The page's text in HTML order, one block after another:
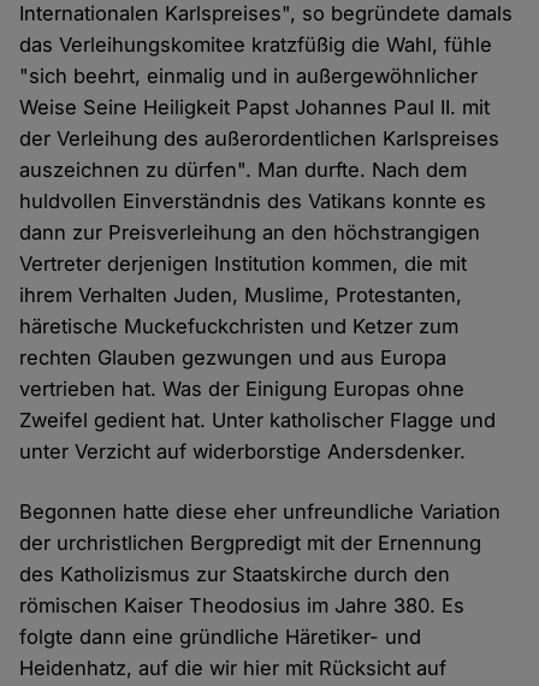
Internationalen Karlspreises", so begründete damals
das Verleihungskomitee kratzfüßig die Wahl, fühle
"sich beehrt, einmalig und in außergewöhnlicher
Weise Seine Heiligkeit Papst Johannes Paul II. mit
der Verleihung des außerordentlichen Karlspreises
auszeichnen zu dürfen". Man durfte. Nach dem
huldvollen Einverständnis des Vatikans konnte es
dann zur Preisverleihung an den höchstrangigen
Vertreter derjenigen Institution kommen, die mit
ihrem Verhalten Juden, Muslime, Protestanten,
häretische Muckefuckchristen und Ketzer zum
rechten Glauben gezwungen und aus Europa
vertrieben hat. Was der Einigung Europas ohne
Zweifel gedient hat. Unter katholischer Flagge und
unter Verzicht auf widerborstige Andersdenker.
Begonnen hatte diese eher unfreundliche Variation
der urchristlichen Bergpredigt mit der Ernennung
des Katholizismus zur Staatskirche durch den
römischen Kaiser Theodosius im Jahre 380. Es
folgte dann eine gründliche Häretiker- und
Heidenhatz, auf die wir hier mit Rücksicht auf